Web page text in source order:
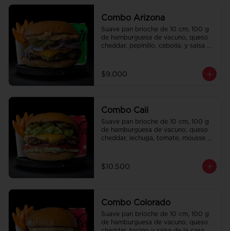
Combo Arizona
Suave pan brioche de 10 cm, 100 g
de hamburguesa de vacuno, queso
cheddar, pepinillo, cebolla, y salsa de
regalo a elección y una bebida de
350 cc a elección.
$9.000
Combo Cali
Suave pan brioche de 10 cm, 100 g
de hamburguesa de vacuno, queso
cheddar, lechuga, tomate, mousse de
condimentadas, salsa de la casa de
regalo a elección y una bebida de
$10.500
Combo Colorado
Suave pan brioche de 10 cm, 100 g
de hamburguesa de vacuno, queso